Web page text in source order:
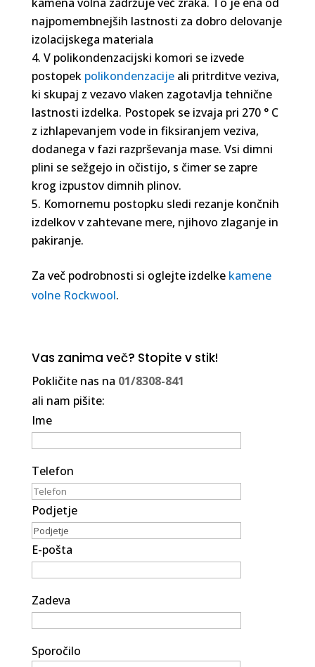
najpomembnejših lastnosti za dobro delovanje
izolacijskega materiala
V polikondenzacijski komori se izvede
postopek polikondenzacijeali pritrditve veziva,
ki skupaj z vezavo vlaken zagotavlja tehnične
lastnosti izdelka. Postopek se izvaja pri 270 ° C
z izhlapevanjem vode in fiksiranjem veziva,
dodanega v fazi razprševanja mase. Vsi dimni
plini se sežgejo in očistijo, s čimer se zapre
krog izpustov dimnih plinov.
Komornemu postopku sledi rezanje končnih
izdelkov v zahtevane mere, njihovo zlaganje in
pakiranje.
Za več podrobnosti si oglejte izdelke kamene
volne Rockwool.
Vas zanima več? Stopite v stik!
Pokličite nas na 01/8308-841
ali nam pišite:
Ime
Telefon
Podjetje
E-pošta
Zadeva
Sporočilo